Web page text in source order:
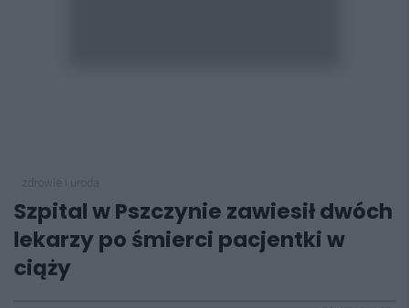
Szpital w Pszczynie zawiesił dwóch
lekarzy po śmierci pacjentki w
ciąży